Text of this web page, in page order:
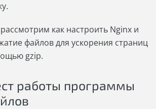
как настроить Nginx и
файлов для ускорения страниц
gzip.
работы программы